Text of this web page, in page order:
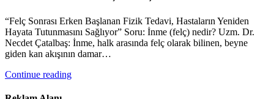
“Felç Sonrası Erken Başlanan Fizik Tedavi, Hastaların Yeniden
Hayata Tutunmasını Sağlıyor” Soru: İnme (felç) nedir? Uzm. Dr.
Necdet Çatalbaş: İnme, halk arasında felç olarak bilinen, beyne
giden kan akışının damar…
Continue reading